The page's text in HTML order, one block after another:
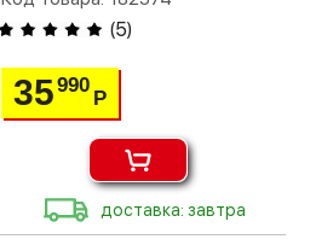
(5)
35990
Р
доставка: завтра